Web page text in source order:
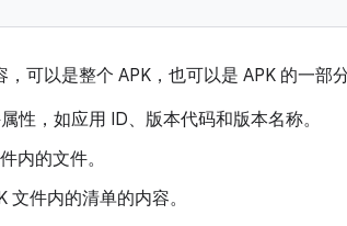
，可以是整个 APK，也可以是 APK 的一部
性，如应用 ID、版本代码和版本名称。
内的文件。
文件内的清单的内容。